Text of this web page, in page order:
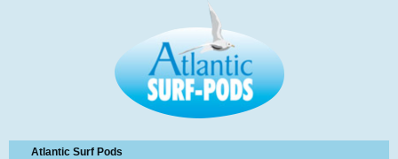
Atlantic Surf Pods